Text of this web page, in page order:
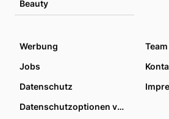
Beauty
Werbung
Team
Jobs
Datenschutz
Datenschutzoptionen verwalten